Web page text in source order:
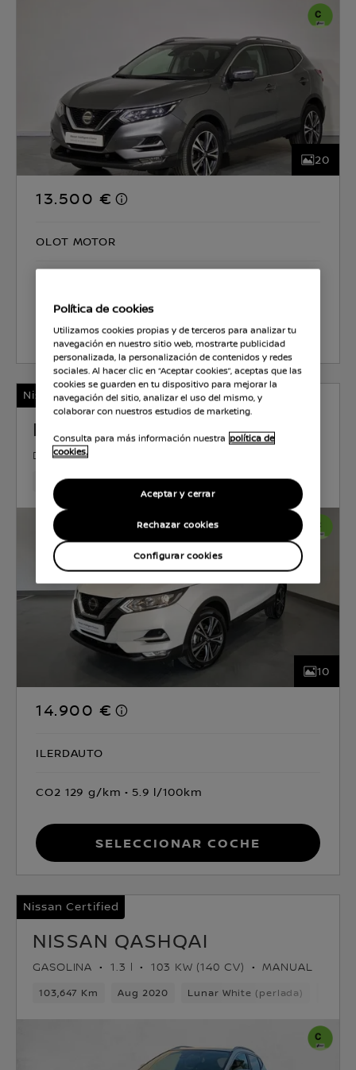
20
13.500 €
OLOT MOTOR
Seleccionar coche
Nissan Certified
NISSAN QASHQAI
DIÉSEL 1.5 l
139,410 Km Mar 2018 Sapporo White (sólido)
10
14.900 €
ILERDAUTO
CO2 129 g/km 5.9 l/100km
Seleccionar coche
Nissan Certified
NISSAN QASHQAI
GASOLINA 1.3 l 103 KW (140 CV) MANUAL
103,647 Km Aug 2020 Lunar White (perlada)
Política de cookies
Utilizamos cookies propias y de terceros para analizar tu
navegación en nuestro sitio web, mostrarte publicidad
personalizada, la personalización de contenidos y redes
sociales. Al hacer clic en “Aceptar cookies”, aceptas que las
cookies se guarden en tu dispositivo para mejorar la
navegación del sitio, analizar el uso del mismo, y
colaborar con nuestros estudios de marketing.
Consulta para más información nuestra política de
cookies.
Rechazar cookies
Aceptar y cerrar
Configurar cookies